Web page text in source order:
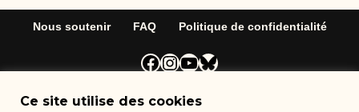
Nous soutenir FAQ Politique de confidentialité
Neve | Propulsé par
Ce site utilise des cookies